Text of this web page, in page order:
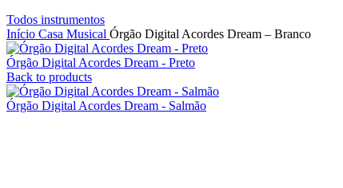
Todos instrumentos
Início Casa Musical Órgão Digital Acordes Dream – Branco
Órgão Digital Acordes Dream - Preto
Back to products
Órgão Digital Acordes Dream - Salmão